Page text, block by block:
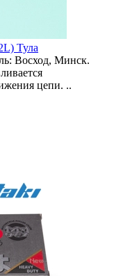
Тула
Восход, Минск.
цепи. ..